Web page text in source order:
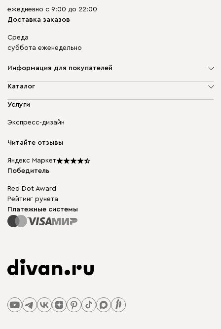
ежедневно с 9:00 до 22:00
Доставка заказов
Среда
суббота еженедельно
Информация для покупателей
О компании
Доставка и оплата
диван.клуб
Карьера
Подарочные сертификаты
Мы в прессе
Каталог
Мягкая мебель
Бескаркасная мебель
Столы и стулья
Услуги
Экспресс-дизайн
Читайте отзывы
Яндекс Маркет
Победитель
Red Dot Award
Рейтинг рунета
Платежные системы